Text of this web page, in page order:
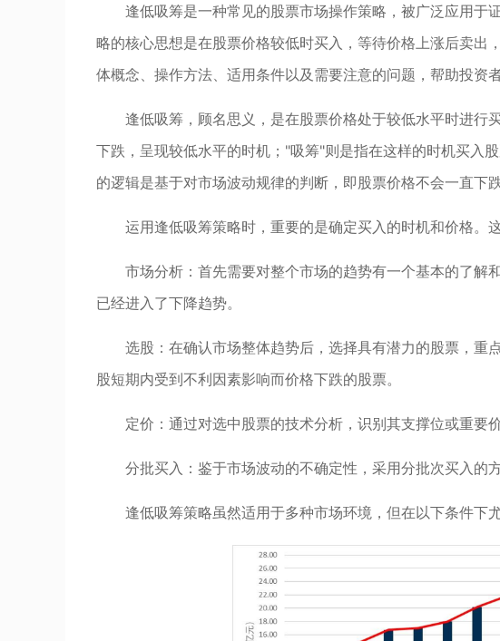
逢低吸筹是一种常见的股票市场操作策略，被广泛应用于
略的核心思想是在股票价格较低时买入，等待价格上涨后卖出
体概念、操作方法、适用条件以及需要注意的问题，帮助投资
逢低吸筹，顾名思义，是在股票价格处于较低水平时进行
下跌，呈现较低水平的时机；"吸筹"则是指在这样的时机买入
的逻辑是基于对市场波动规律的判断，即股票价格不会一直下
运用逢低吸筹策略时，重要的是确定买入的时机和价格。
市场分析：首先需要对整个市场的趋势有一个基本的了解
已经进入了下降趋势。
选股：在确认市场整体趋势后，选择具有潜力的股票，重
股短期内受到不利因素影响而价格下跌的股票。
定价：通过对选中股票的技术分析，识别其支撑位或重要
分批买入：鉴于市场波动的不确定性，采用分批次买入的
逢低吸筹策略虽然适用于多种市场环境，但在以下条件下